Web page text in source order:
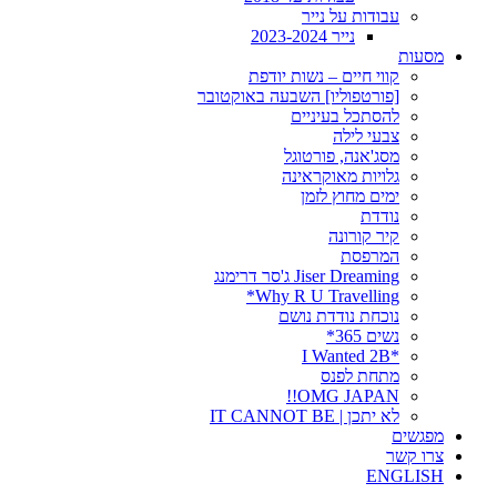
עבודות על נייר
נייר 2023-2024
מסעות
קווי חיים – נשות יודפת
[פורטפוליו] השבעה באוקטובר
להסתכל בעיניים
צבעי לילה
מסג'אנה, פורטוגל
גלויות מאוקראינה
ימים מחוץ לזמן
נודדת
קיר קורונה
המרפסת
Jiser Dreaming ג'סר דרימנג
Why R U Travelling*
נוכחת נודדת נושם
נשים 365*
*I Wanted 2B
מתחת לפנס
OMG JAPAN!!
לא יתכן | IT CANNOT BE
מפגשים
צרו קשר
ENGLISH